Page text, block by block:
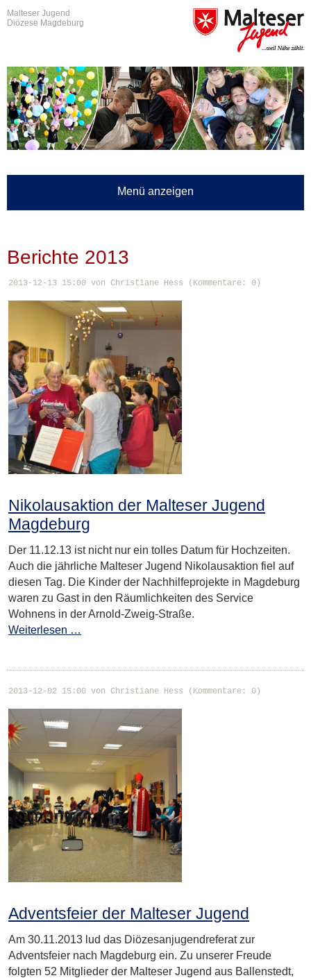
Malteser Jugend
Diözese Magdeburg
Menü anzeigen
Berichte 2013
2013-12-13 15:00 von Christiane Hess (Kommentare: 0)
Nikolausaktion der Malteser Jugend
Magdeburg
Der 11.12.13 ist nicht nur ein tolles Datum für Hochzeiten.
Auch die jährliche Malteser Jugend Nikolausaktion fiel auf
diesen Tag. Die Kinder der Nachhilfeprojekte in Magdeburg
waren zu Gast in den Räumlichkeiten des Service
Wohnens in der Arnold-Zweig-Straße.
Weiterlesen …
2013-12-02 15:00 von Christiane Hess (Kommentare: 0)
Adventsfeier der Malteser Jugend
Am 30.11.2013 lud das Diözesanjugendreferat zur
Adventsfeier nach Magdeburg ein. Zu unserer Freude
folgten 52 Mitglieder der Malteser Jugend aus Ballenstedt,